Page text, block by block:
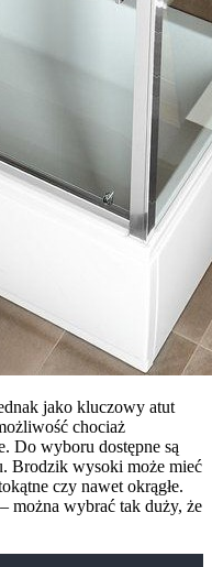
jako kluczowy atut
chociaż
Do wyboru dostępne są
Brodzik wysoki może mieć
czy nawet okrągłe.
można wybrać tak duży, że